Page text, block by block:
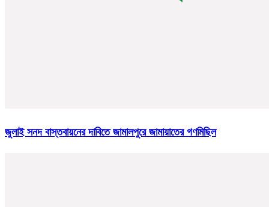
জুলাই সনদ বাস্তবায়নের দাবিতে জামালপুরে জামায়াতের গণমিছিল